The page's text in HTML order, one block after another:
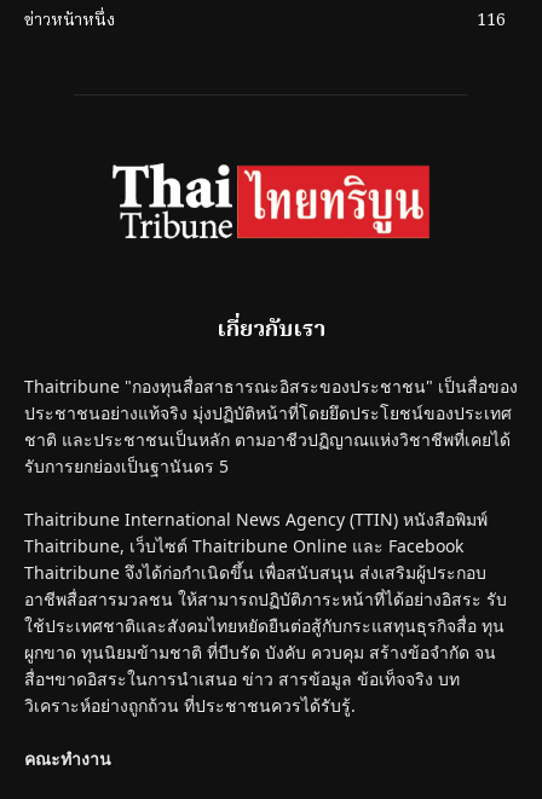
ข่าวหน้าหนึ่ง
116
เกี่ยวกับเรา
Thaitribune "กองทุนสื่อสาธารณะอิสระของประชาชน" เป็นสื่อของ
ประชาชนอย่างแท้จริง มุ่งปฏิบัติหน้าที่โดยยึดประโยชน์ของประเทศ
ชาติ และประชาชนเป็นหลัก ตามอาชีวปฏิญาณแห่งวิชาชีพที่เคยได้
รับการยกย่องเป็นฐานันดร 5
Thaitribune International News Agency (TTIN) หนังสือพิมพ์
Thaitribune, เว็บไซต์ Thaitribune Online และ Facebook
Thaitribune จึงได้ก่อกำเนิดขึ้น เพื่อสนับสนุน ส่งเสริมผู้ประกอบ
อาชีพสื่อสารมวลชน ให้สามารถปฏิบัติภาระหน้าที่ได้อย่างอิสระ รับ
ใช้ประเทศชาติและสังคมไทยหยัดยืนต่อสู้กับกระแสทุนธุรกิจสื่อ ทุน
ผูกขาด ทุนนิยมข้ามชาติ ที่บีบรัด บังคับ ควบคุม สร้างข้อจำกัด จน
สื่อฯขาดอิสระในการนำเสนอ ข่าว สารข้อมูล ข้อเท็จจริง บท
วิเคราะห์อย่างถูกถ้วน ที่ประชาชนควรได้รับรู้.
คณะทำงาน